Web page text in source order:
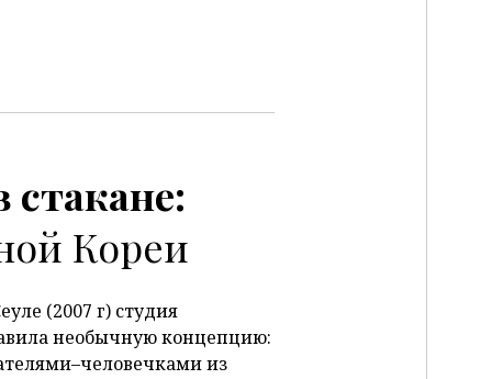
стакане:
Кореи
(2007 г) студия
необычную концепцию:
из